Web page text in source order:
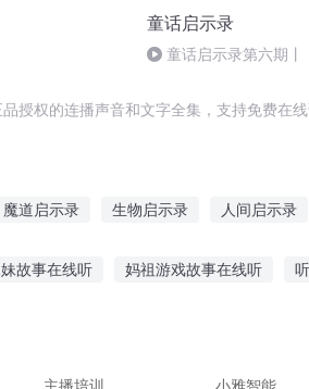
童话启示录
童话启示录第六期丨
授权的连播声音和文字全集，支持免费在
魔道启示录 生物启示录 人间启示录
故事在线听 妈祖游戏故事在线听
主播培训 小雅智能